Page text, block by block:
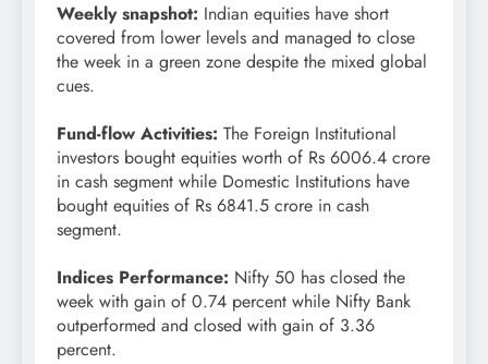
Weekly snapshot: Indian equities have short
covered from lower levels and managed to close
the week in a green zone despite the mixed global
cues.
Fund-flow Activities: The Foreign Institutional
investors bought equities worth of Rs 6006.4 crore
in cash segment while Domestic Institutions have
bought equities of Rs 6841.5 crore in cash
segment.
Indices Performance: Nifty 50 has closed the
week with gain of 0.74 percent while Nifty Bank
outperformed and closed with gain of 3.36
percent.